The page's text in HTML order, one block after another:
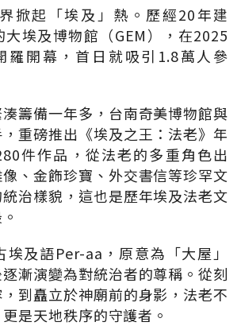
掀起「埃及」熱。歷經20年建
埃及博物館（GEM），在2025
羅開幕，首日就吸引1.8萬人參
籌備一年多，台南奇美博物館與
重磅推出《埃及之王：法老》年
件作品，從法老的多重角色出
、金飾珍寶、外交書信等珍罕文
治樣貌，這也是歷年埃及法老文
及語Per-aa，原意為「大屋」
漸演變為對統治者的尊稱。從刻
到矗立於神廟前的身影，法老不
是天地秩序的守護者。